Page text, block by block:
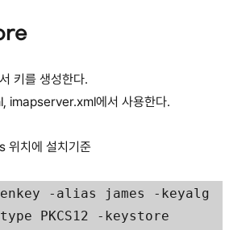
키를 생성한다.
imapserver.xml에서 사용한다.
치에 설치기준
-alias james -keyalg
PKCS12 -keystore